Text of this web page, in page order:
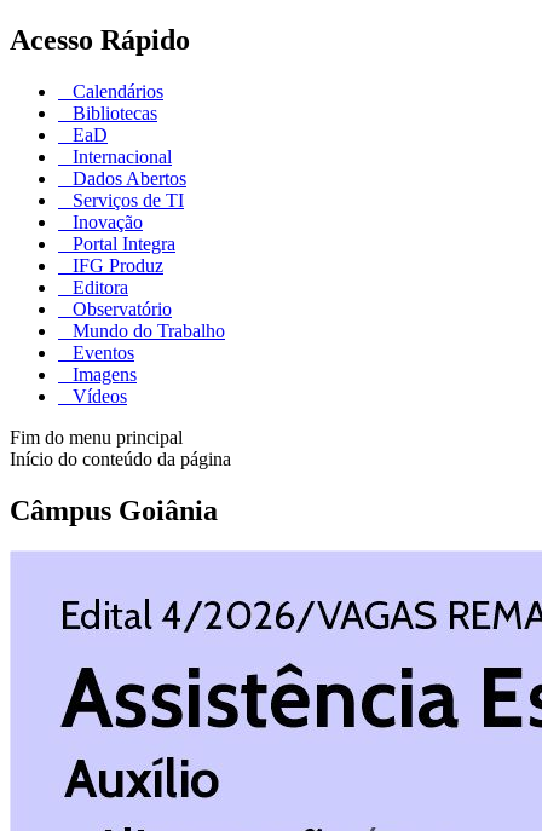
Acesso Rápido
Calendários
Bibliotecas
EaD
Internacional
Dados Abertos
Serviços de TI
Inovação
Portal Integra
IFG Produz
Editora
Observatório
Mundo do Trabalho
Eventos
Imagens
Vídeos
Fim do menu principal
Início do conteúdo da página
Câmpus Goiânia